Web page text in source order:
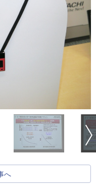
へ